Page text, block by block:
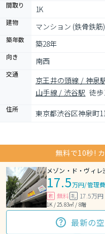
間取り 1K
建物 マンション (鉄骨鉄筋)
築年数 築28年
向き 南西
交通
京王井の頭線 / 神泉
山手線 / 渋谷駅 徒歩
住所 東京都渋谷区神泉町
無料で10秒!
メゾン・ド・ヴィレ
17.5万円/管理
敷 無料 礼 17.5万円
1K / 25.83㎡ / 8階
最新の